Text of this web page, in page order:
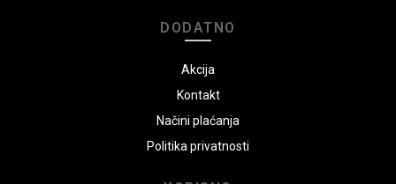
DODATNO
Akcija
Kontakt
Načini plaćanja
Politika privatnosti